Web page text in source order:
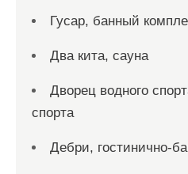
Гусар, банный
Два кита, сауна
Дворец водного
спорта
Дебри, гостинично-